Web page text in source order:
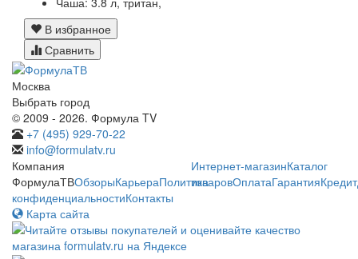
В избранное
Сравнить
Москва
Выбрать город
© 2009 - 2026. Формула TV
+7 (495) 929-70-22
info@formulatv.ru
Компания
ФормулаТВОбзорыКарьераПолитика
конфиденциальностиКонтакты
Интернет-магазинКаталог
товаровОплатаГарантияКредит
Карта сайта